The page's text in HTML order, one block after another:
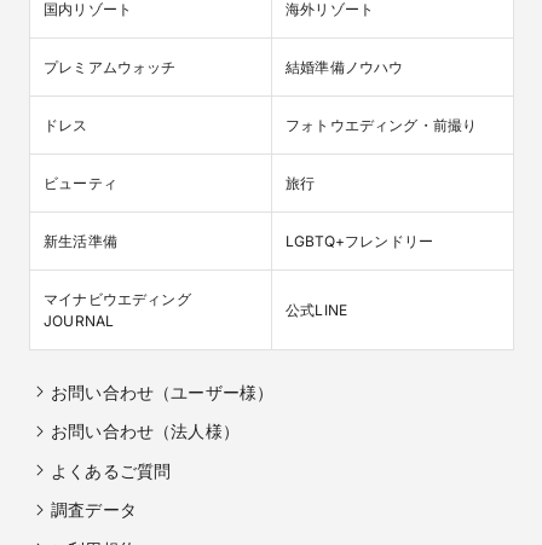
国内リゾート 海外リゾート
プレミアムウォッチ 結婚準備ノウハウ
ドレス フォトウエディング・前撮り
ビューティ 旅行
新生活準備 LGBTQ+フレンドリー
マイナビウエディング
JOURNAL
公式LINE
お問い合わせ（ユーザー様）
お問い合わせ（法人様）
よくあるご質問
調査データ